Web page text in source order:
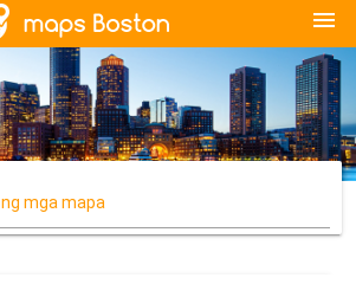
menu
mga mapa